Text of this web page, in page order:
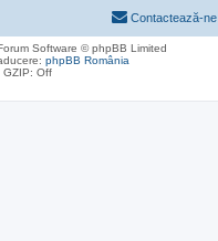
Contactează-ne
Software © phpBB Limited
phpBB România
GZIP: Off